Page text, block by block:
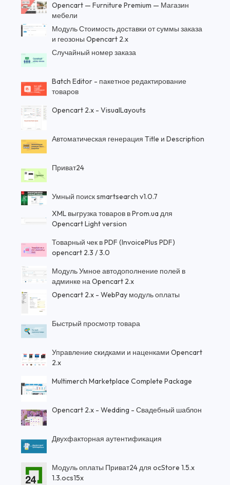
Opencart — Furniture Premium — Магазин
мебели
Модуль Стоимость доставки от суммы заказа
и геозоны Opencart 2.x
Случайный номер заказа
Batch Editor - пакетное редактирование
товаров
Opencart 2.x - VisualLayouts
Автоматическая генерация Title и Description
Приват24
Умный поиск smartsearch v1.0.7
XML выгрузка товаров в Prom.ua для
Opencart Light version
Товарный чек в PDF (InvoicePlus PDF)
opencart 2.3 / 3.0
Модуль Умное автодополнение полей в
админке на Opencart 2.x
Opencart 2.x - WebPay модуль оплаты
Быстрый просмотр товара
Управление скидками и наценками Opencart
2.x
Multimerch Marketplace Complete Package
Opencart 2.x - Wedding - Свадебный шаблон
Двухфакторная аутентификация
Модуль оплаты Приват24 для ocStore 1.5.x
1.3.ocs15x